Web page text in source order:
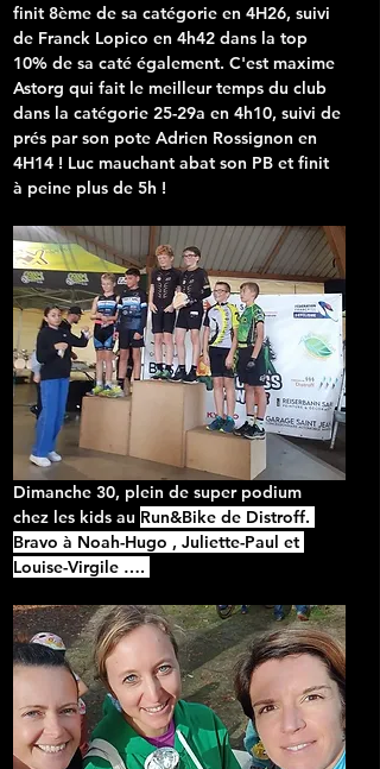
finit 8ème de sa catégorie en 4H26, suivi
de Franck Lopico en 4h42 dans la top
10% de sa caté également. C'est maxime
Astorg qui fait le meilleur temps du club
dans la catégorie 25-29a en 4h10, suivi de
prés par son pote Adrien Rossignon en
4H14 ! Luc mauchant abat son PB et finit
à peine plus de 5h !
Dimanche 30, plein de super podium
chez les kids au Run&Bike de Distroff.
Bravo à Noah-Hugo , Juliette-Paul et
Louise-Virgile ….